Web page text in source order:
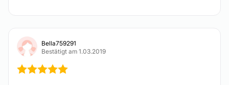
Bella759291
Bestätigt am 1.03.2019